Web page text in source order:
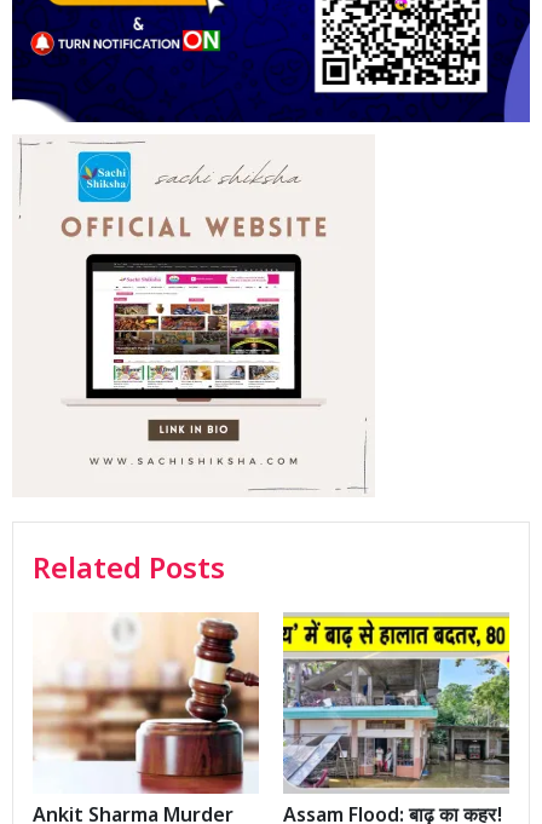
Related Posts
Ankit Sharma Murder
Assam Flood: बाढ़ का कहर!